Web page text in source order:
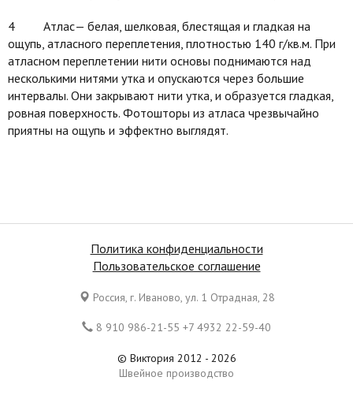
4 Атлас— белая, шелковая, блестящая и гладкая на
ощупь, атласного переплетения, плотностью 140 г/кв.м. При
атласном переплетении нити основы поднимаются над
несколькими нитями утка и опускаются через большие
интервалы. Они закрывают нити утка, и образуется гладкая,
ровная поверхность. Фотошторы из атласа чрезвычайно
приятны на ощупь и эффектно выглядят.
Политика конфиденциальности
Пользовательское соглашение
Россия, г. Иваново, ул. 1 Отрадная, 28
8 910 986-21-55 +7 4932 22-59-40
© Виктория 2012 - 2026
Швейное производство